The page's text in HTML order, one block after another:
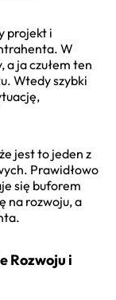
projekt i
W
a ja czułem ten
Wtedy szybki
jest to jeden z
Prawidłowo
się buforem
na rozwoju, a
Rozwoju i